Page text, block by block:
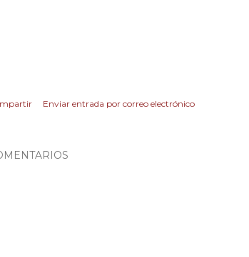
Enviar entrada por correo electrónico